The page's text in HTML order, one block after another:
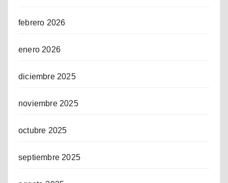
febrero 2026
enero 2026
diciembre 2025
noviembre 2025
octubre 2025
septiembre 2025